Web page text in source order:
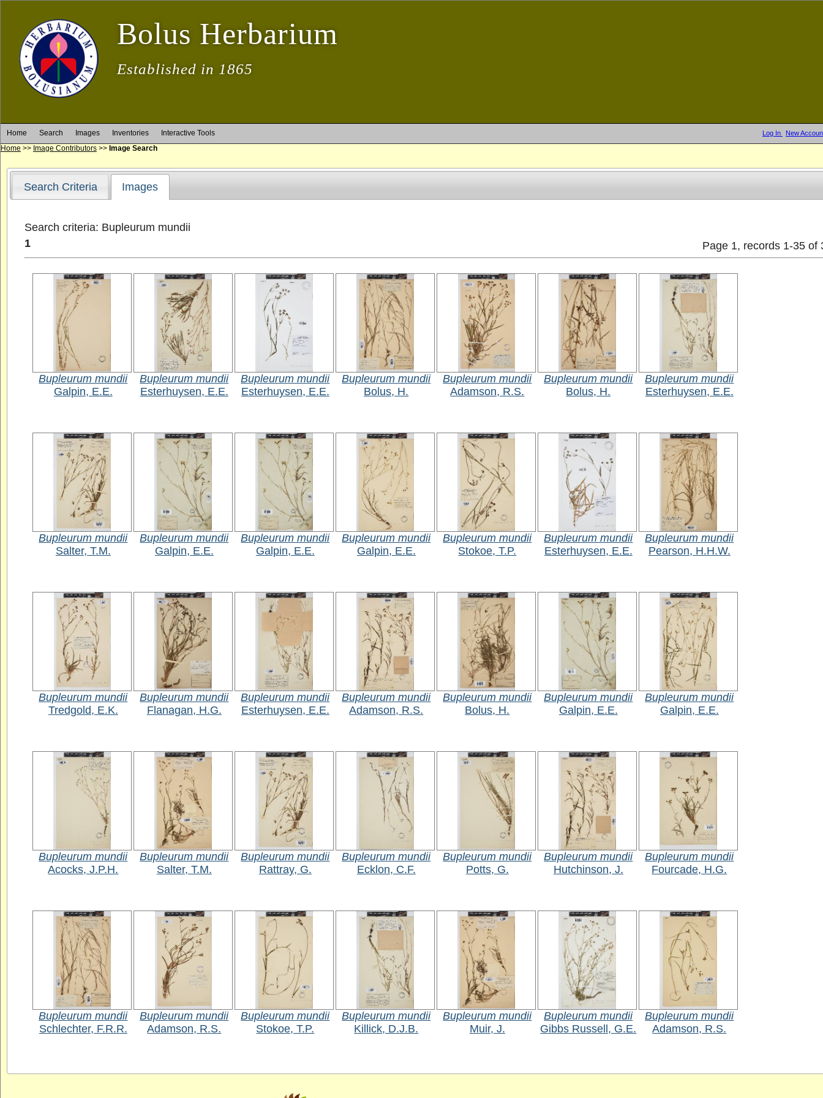
Bolus Herbarium
Established in 1865
Log In New
Home Search Images Inventories
Interactive Tools
Home >> Image Contributors >> Image Search
Search Criteria Images
Search criteria: Bupleurum mundii
1
Page 1, records 1-35 of
Bupleurum mundii
Galpin, E.E.
Bupleurum mundii
Esterhuysen, E.E.
Bupleurum mundii
Esterhuysen, E.E.
Bupleurum mundii
Bolus, H.
Bupleurum mundii
Adamson, R.S.
Bupleurum mundii
Bolus, H.
Bupleurum mundii
Esterhuysen, E.E.
Bupleurum mundii
Salter, T.M.
Bupleurum mundii
Galpin, E.E.
Bupleurum mundii
Galpin, E.E.
Bupleurum mundii
Galpin, E.E.
Bupleurum mundii
Stokoe, T.P.
Bupleurum mundii
Esterhuysen, E.E.
Bupleurum mundii
Pearson, H.H.W.
Bupleurum mundii
Tredgold, E.K.
Bupleurum mundii
Flanagan, H.G.
Bupleurum mundii
Esterhuysen, E.E.
Bupleurum mundii
Adamson, R.S.
Bupleurum mundii
Bolus, H.
Bupleurum mundii
Galpin, E.E.
Bupleurum mundii
Galpin, E.E.
Bupleurum mundii
Acocks, J.P.H.
Bupleurum mundii
Salter, T.M.
Bupleurum mundii
Rattray, G.
Bupleurum mundii
Ecklon, C.F.
Bupleurum mundii
Potts, G.
Bupleurum mundii
Hutchinson, J.
Bupleurum mundii
Fourcade, H.G.
Bupleurum mundii
Schlechter, F.R.R.
Bupleurum mundii
Adamson, R.S.
Bupleurum mundii
Stokoe, T.P.
Bupleurum mundii
Killick, D.J.B.
Bupleurum mundii
Muir, J.
Bupleurum mundii
Gibbs Russell, G.E.
Bupleurum mundii
Adamson, R.S.